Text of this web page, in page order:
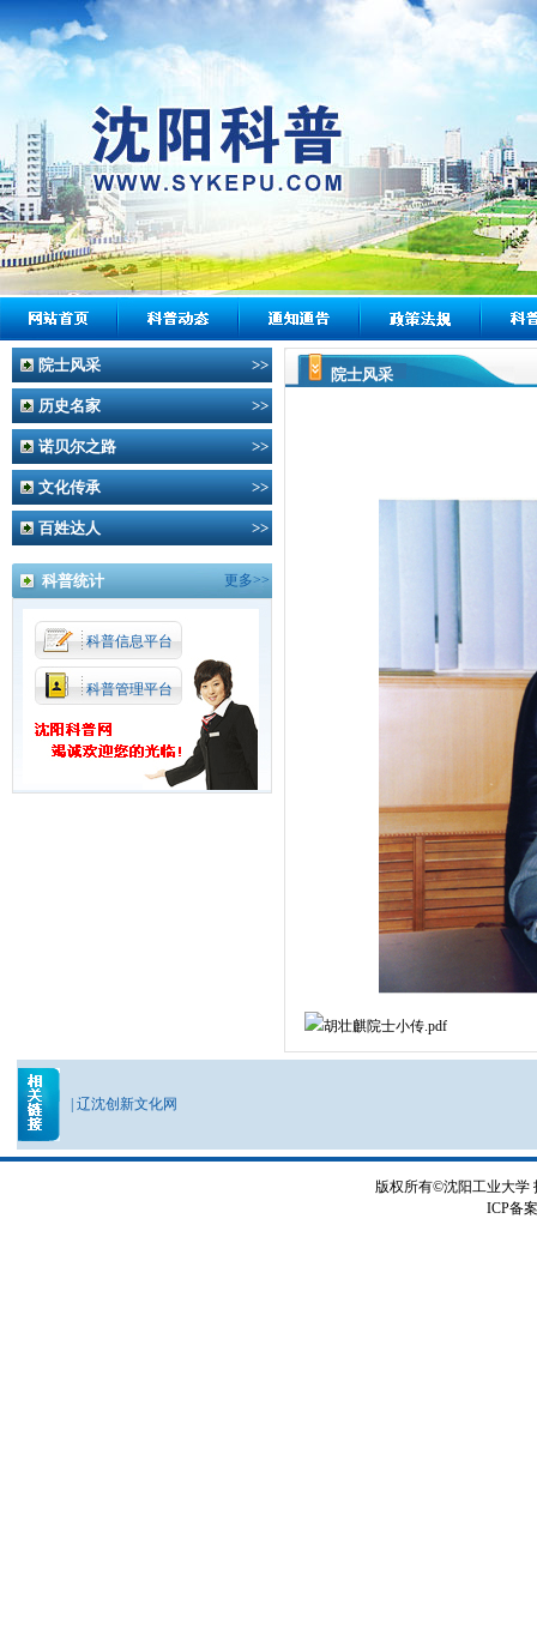
院士风采 >>
历史名家 >>
诺贝尔之路 >>
文化传承 >>
百姓达人 >>
科普统计 更多>>
科普信息平台
科普管理平台
院士风采
胡壮麒院士小传.pdf
辽沈创新文化网
版权所有©沈阳工业大学
ICP备